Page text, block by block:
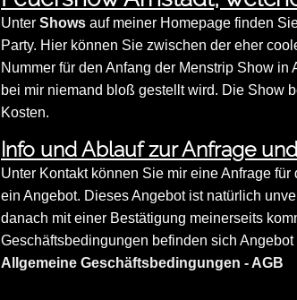
Unter Shows auf meiner Homepage finden
Party. Hier können Sie zwischen der eher
Nummer für den Anfang der Menstrip Show
bei mir niemand bloß gestellt wird. Die Show
Kosten.
Info und Ablauf zur Anfrage
Unter Kontakt können Sie mir eine Anfrage
ein Angebot. Dieses Angebot ist natürlich
danach mit einer Bestätigung meinerseits
Geschäftsbedingungen befinden sich
Allgemeine Geschäftsbedingungen - AGB